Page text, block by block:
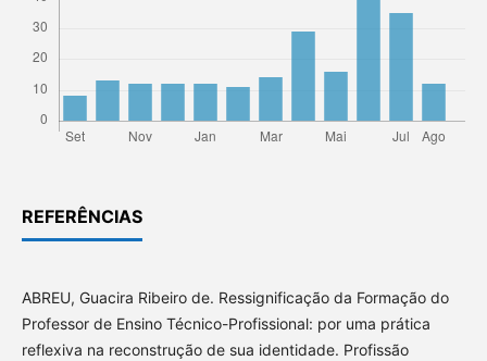
REFERÊNCIAS
ABREU, Guacira Ribeiro de. Ressignificação da Formação do
Professor de Ensino Técnico-Profissional: por uma prática
reflexiva na reconstrução de sua identidade. Profissão